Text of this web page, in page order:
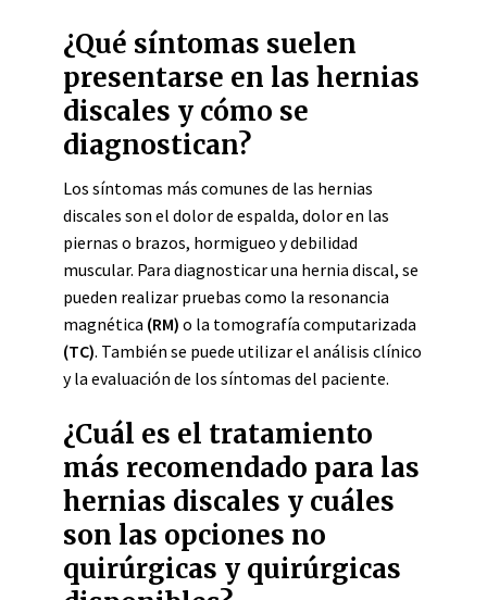
¿Qué síntomas suelen
presentarse en las hernias
discales y cómo se
diagnostican?
Los síntomas más comunes de las hernias
discales son el dolor de espalda, dolor en las
piernas o brazos, hormigueo y debilidad
muscular. Para diagnosticar una hernia discal, se
pueden realizar pruebas como la resonancia
magnética (RM) o la tomografía computarizada
(TC). También se puede utilizar el análisis clínico
y la evaluación de los síntomas del paciente.
¿Cuál es el tratamiento
más recomendado para las
hernias discales y cuáles
son las opciones no
quirúrgicas y quirúrgicas